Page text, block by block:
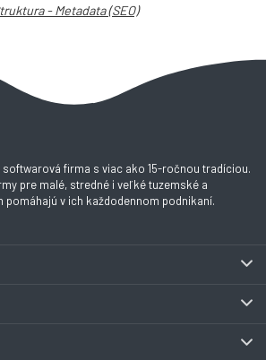
- Metadata (SEO)
firma s viac ako 15-ročnou tradíciou.
pre malé, stredné i veľké tuzemské a
pomáhajú v ich každodennom podnikaní.